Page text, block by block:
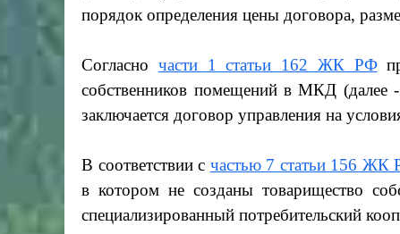
порядок определения цены договора,
Согласно части 1 статьи 162 ЖК РФ
собственников помещений в МКД
заключается договор управления на
В соответствии с частью 7 статьи 156 ЖК
в котором не созданы товарищество
специализированный потребительский